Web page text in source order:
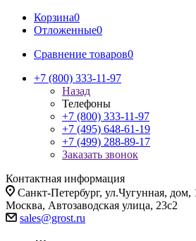
Корзина0
Отложенные0
Сравнение товаров0
+7 (800) 333-11-97
Назад
Телефоны
+7 (800) 333-11-97
+7 (495) 648-61-19
+7 (499) 288-89-17
Заказать звонок
Контактная информация
Санкт-Петербург, ул.Чугунная, дом,
Москва, Автозаводская улица, 23с2
sales@grost.ru